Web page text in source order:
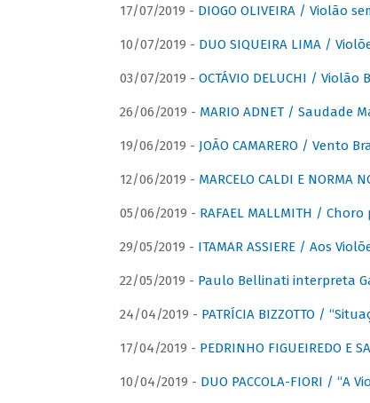
17/07/2019 - DIOGO OLIVEIRA / Violão
10/07/2019 - DUO SIQUEIRA LIMA /
03/07/2019 - OCTÁVIO DELUCHI /
26/06/2019 - MARIO ADNET / Saudade
19/06/2019 - JOÃO CAMARERO / Vento
12/06/2019 - MARCELO CALDI E
05/06/2019 - RAFAEL MALLMITH /
29/05/2019 - ITAMAR ASSIERE / Aos
22/05/2019 - Paulo Bellinati interpreta
24/04/2019 - PATRÍCIA BIZZOTTO /
17/04/2019 - PEDRINHO FIGUEIREDO E
10/04/2019 - DUO PACCOLA-FIORI / “A